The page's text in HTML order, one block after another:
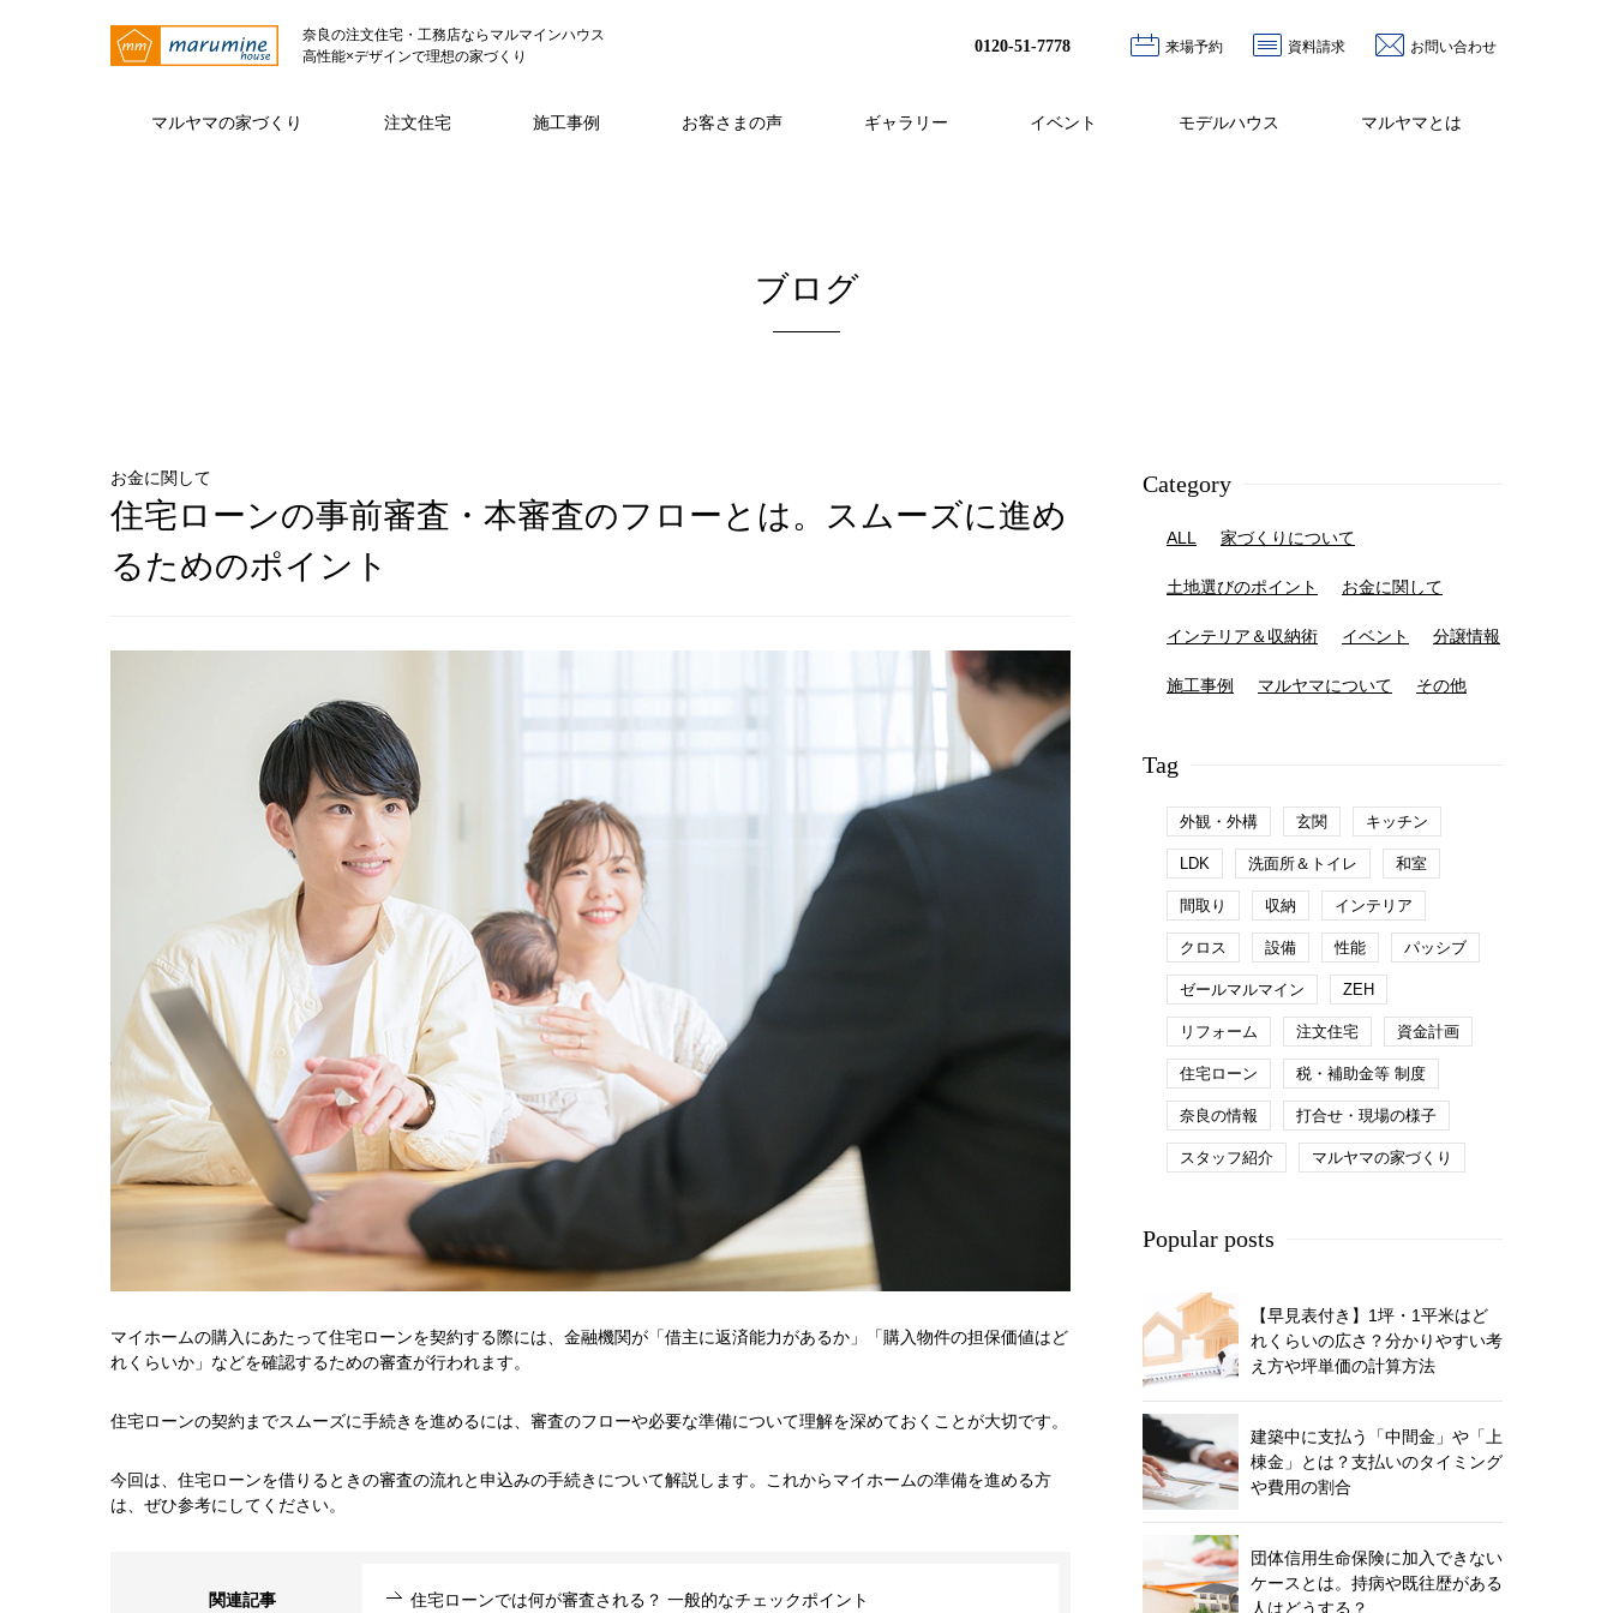
奈良の注文住宅・工務店ならマルマインハウス
高性能×デザインで理想の家づくり
0120-51-7778 来場予約 資料請求 お問い合わせ
マルヤマの家づくり 注文住宅 施工事例 お客さまの声 ギャラリー イベント モデルハウス マルヤマとは
ブログ
お金に関して
住宅ローンの事前審査・本審査のフローとは。スムーズに進め
るためのポイント
マイホームの購入にあたって住宅ローンを契約する際には、金融機関が「借主に返済能力があるか」「購入物件の担保価値はど
れくらいか」などを確認するための審査が行われます。
住宅ローンの契約までスムーズに手続きを進めるには、審査のフローや必要な準備について理解を深めておくことが大切です。
今回は、住宅ローンを借りるときの審査の流れと申込みの手続きについて解説します。これからマイホームの準備を進める方
は、ぜひ参考にしてください。
関連記事 住宅ローンでは何が審査される？ 一般的なチェックポイント
Category
ALL 家づくりについて
土地選びのポイント お金に関して
インテリア＆収納術 イベント 分譲情報
施工事例 マルヤマについて その他
Tag
外観・外構 玄関 キッチン
LDK 洗面所＆トイレ 和室
間取り 収納 インテリア
クロス 設備 性能 パッシブ
ゼールマルマイン ZEH
リフォーム 注文住宅 資金計画
住宅ローン 税・補助金等 制度
奈良の情報 打合せ・現場の様子
スタッフ紹介 マルヤマの家づくり
Popular posts
【早見表付き】1坪・1平米はど
れくらいの広さ？分かりやすい考
え方や坪単価の計算方法
建築中に支払う「中間金」や「上
棟金」とは？支払いのタイミング
や費用の割合
団体信用生命保険に加入できない
ケースとは。持病や既往歴がある
人はどうする？